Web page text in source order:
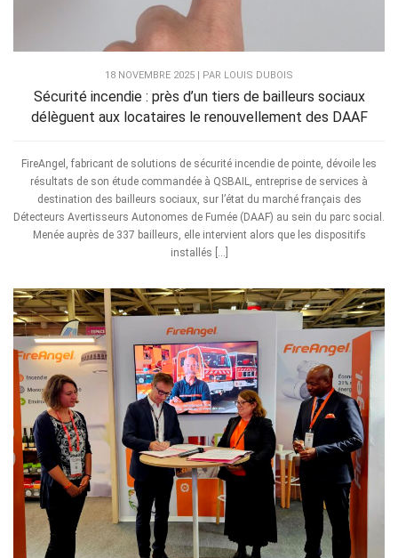
18 NOVEMBRE 2025 | PAR LOUIS DUBOIS
Sécurité incendie : près d’un tiers de bailleurs sociaux
délèguent aux locataires le renouvellement des DAAF
FireAngel, fabricant de solutions de sécurité incendie de pointe, dévoile les
résultats de son étude commandée à QSBAIL, entreprise de services à
destination des bailleurs sociaux, sur l’état du marché français des
Détecteurs Avertisseurs Autonomes de Fumée (DAAF) au sein du parc social.
Menée auprès de 337 bailleurs, elle intervient alors que les dispositifs
installés […]